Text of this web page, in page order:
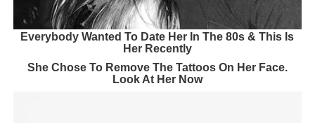
Everybody Wanted To Date Her In The 80s & This Is
Her Recently
She Chose To Remove The Tattoos On Her Face.
Look At Her Now